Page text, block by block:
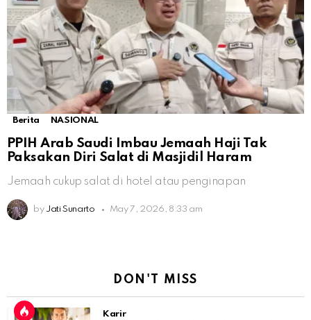
Berita NASIONAL
PPIH Arab Saudi Imbau Jemaah Haji Tak
Paksakan Diri Salat di Masjidil Haram
Jemaah cukup salat di hotel atau penginapan
by Jati Sunarto May 7, 2026, 8:33 am
DON'T MISS
Karir